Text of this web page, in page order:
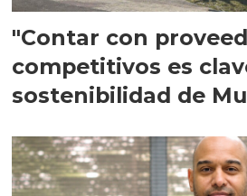
"Contar con
competitivos es
sostenibilidad de